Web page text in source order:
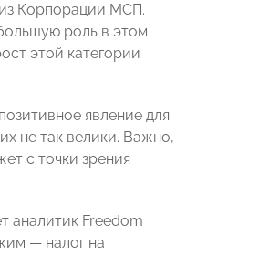
Корпорации МСП.
роль в этом
этой категории
явление для
не так велики. Важно,
с точки зрения
аналитик Freedom
— налог на